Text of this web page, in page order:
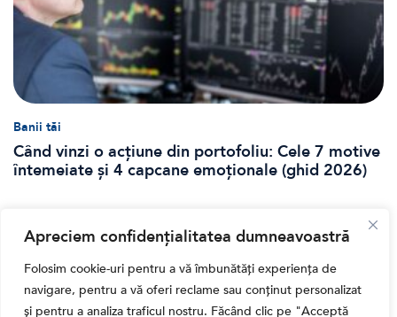
Apreciem confidențialitatea dumneavoastră
Folosim cookie-uri pentru a vă îmbunătăți experiența de
navigare, pentru a vă oferi reclame sau conținut personalizat
și pentru a analiza traficul nostru. Făcând clic pe "Acceptă
Banii tăi
Când vinzi o acțiune din portofoliu: Cele 7 motive
întemeiate și 4 capcane emoționale (ghid 2026)